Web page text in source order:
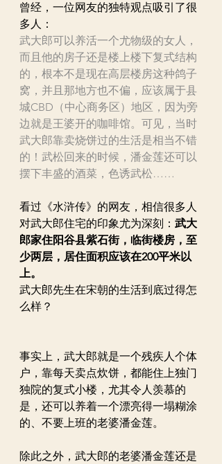
曾经，一位网友的独特观点吸引了很
多人：
武大郎可以养活一个尤物级的女人，
而且他的房子还是楼上楼下复式结构
的，根本不是现在高层楼房这种鸽子
窝，并且那地方也不偏，应该属于县
城CBD（中心商务区）地区，因为旁
边就是王婆开的咖啡馆。可见，当时
武大郎靠卖烧饼过的生活是相当不错
的！武松回来的时候，潘金莲还可以
摆下丰盛的酒菜，色诱武松……
看过《水浒传》的网友，相信很多人
对武大郎住宅的印象尤为深刻： 武大
郎家住阳谷县紫石街，临街楼房，至
少两层，居住面积应该在200平米以
上。
武大郎先生在宋朝的生活到底过得怎
么样？
事实上，武大郎就是一个残疾人个体
户，靠每天卖点炊饼，都能住上独门
独院的复式小楼，尤其令人羡慕的
是，还可以养着一个漂亮得一塌糊涂
的、不要上班的老婆潘金莲。
除此之外，武大郎的老婆潘金莲还是